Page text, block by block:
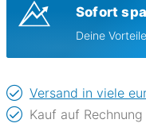
Sofort
Deine Vorteile
Versand in viele
Kauf auf Rechnung